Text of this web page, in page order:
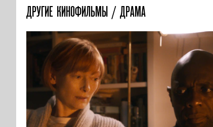
ДРУГИЕ КИНОФИЛЬМЫ / ДРАМА